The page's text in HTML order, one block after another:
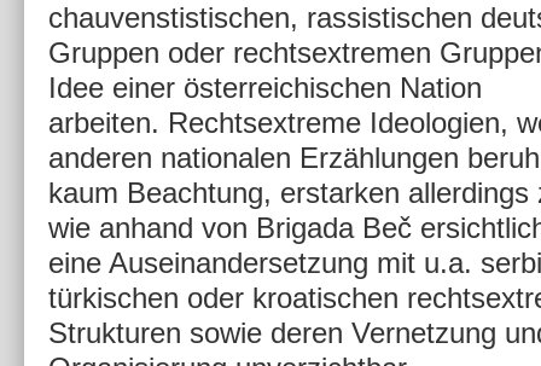
chauvenstistischen, rassistischen
Gruppen oder rechtsextremen
Idee einer österreichischen Nation
arbeiten. Rechtsextreme Ideologien,
anderen nationalen Erzählungen
kaum Beachtung, erstarken allerdings
wie anhand von Brigada Beč
eine Auseinandersetzung mit u.a.
türkischen oder kroatischen
Strukturen sowie deren Vernetzung